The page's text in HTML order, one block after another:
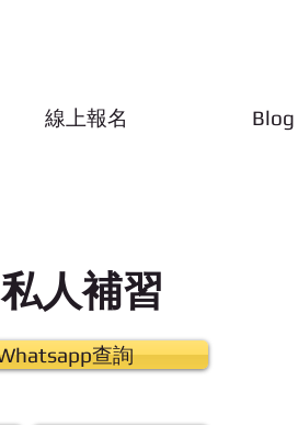
線上報名 Blog
人補習
查詢